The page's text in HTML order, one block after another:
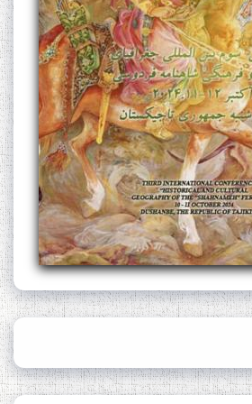
The Persian Gulf Beautiful
poetry from Устод Мумин
Қаноат (Ustod Mumin Qanoat)
and Master Mehryar
Mehrafarin about the conflict
of the name of the Persian
Gulf
Сайри Дарвоз бо Мӯъмин
Қаноат: Чанор ҳам "гап"
мезанад